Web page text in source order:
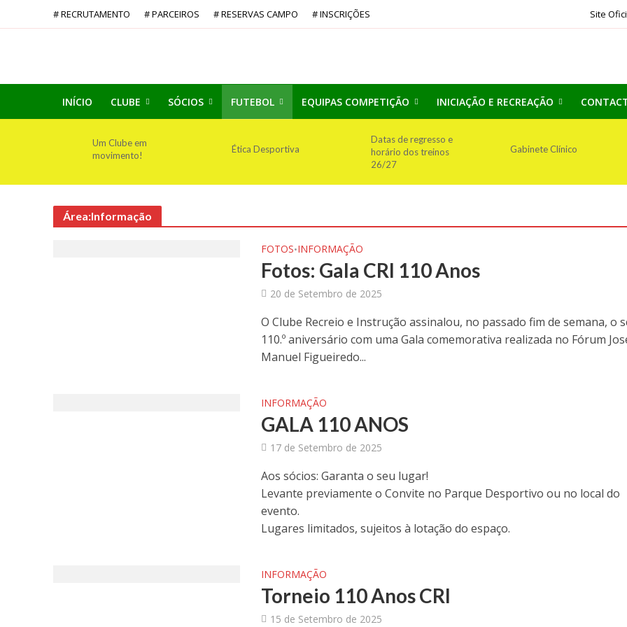
# RECRUTAMENTO # PARCEIROS # RESERVAS CAMPO # INSCRIÇÕES Site
INÍCIO CLUBE SÓCIOS FUTEBOL EQUIPAS COMPETIÇÃO INICIAÇÃO E RECREAÇÃO
Um Clube em
movimento!
Ética Desportiva
Datas de regresso e
horário dos treinos
26/27
Gabinete Clínico
Área:Informação
FOTOS•INFORMAÇÃO
Fotos: Gala CRI 110 Anos
20 de Setembro de 2025
O Clube Recreio e Instrução assinalou, no passado fim de semana, o
110.º aniversário com uma Gala comemorativa realizada no Fórum
Manuel Figueiredo...
INFORMAÇÃO
GALA 110 ANOS
17 de Setembro de 2025
Aos sócios: Garanta o seu lugar!
Levante previamente o Convite no Parque Desportivo ou no local do
evento.
Lugares limitados, sujeitos à lotação do espaço.
INFORMAÇÃO
Torneio 110 Anos CRI
15 de Setembro de 2025